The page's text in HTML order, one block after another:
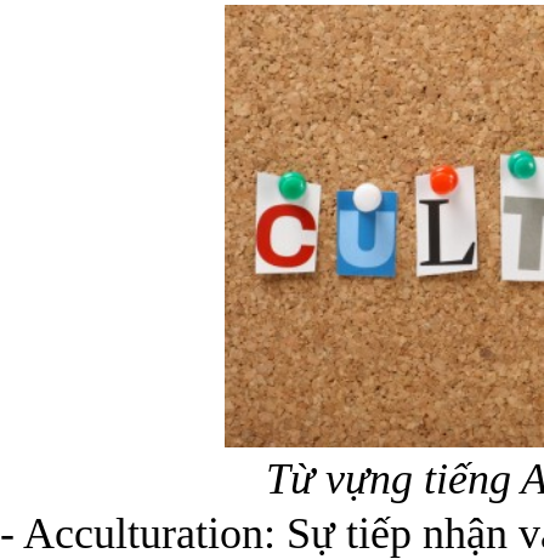
Từ vựng tiếng
- Acculturation: Sự tiếp nhận